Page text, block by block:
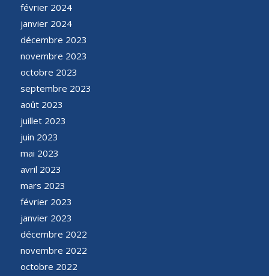
février 2024
janvier 2024
décembre 2023
novembre 2023
octobre 2023
septembre 2023
août 2023
juillet 2023
juin 2023
mai 2023
avril 2023
mars 2023
février 2023
janvier 2023
décembre 2022
novembre 2022
octobre 2022